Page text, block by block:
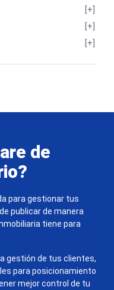
de
para gestionar tus
publicar de manera
tiene para
gestión de tus clientes,
para posicionamiento
mejor control de tu